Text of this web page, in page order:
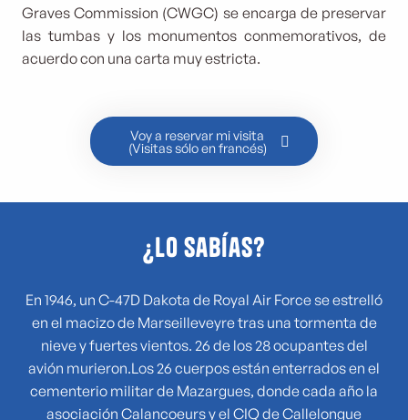
Graves Commission (CWGC) se encarga de preservar
las tumbas y los monumentos conmemorativos, de
acuerdo con una carta muy estricta.
Voy a reservar mi visita
(Visitas sólo en francés)
¿Lo sabías?
En 1946, un C-47D Dakota de Royal Air Force se estrelló
en el macizo de Marseilleveyre tras una tormenta de
nieve y fuertes vientos. 26 de los 28 ocupantes del
avión murieron.Los 26 cuerpos están enterrados en el
cementerio militar de Mazargues, donde cada año la
asociación Calancoeurs y el CIQ de Callelongue